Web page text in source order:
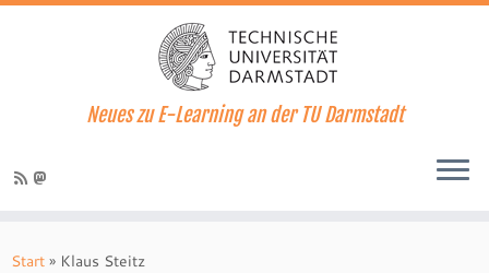
Inhalt
Neues zu E-Learning an der TU Darmstadt
Start » Klaus Steitz